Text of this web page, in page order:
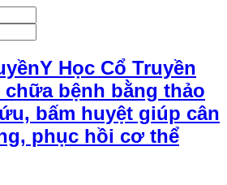
Y Học Cổ Truyền
bệnh bằng thảo
bấm huyệt giúp cân
phục hồi cơ thể